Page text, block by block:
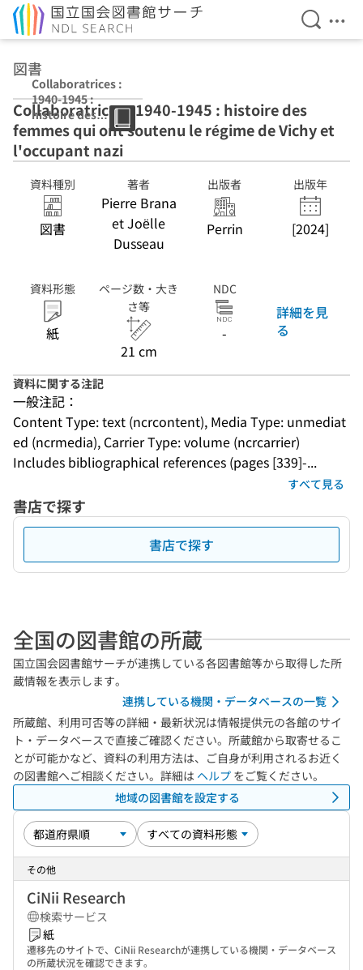
検索を
メ
図書
Collaboratrices :
1940-1945 :
histoire des
femmes qui ont
soutenu le
régime de Vichy
et l'occupant
nazi
Collaboratrices : 1940-1945 : histoire des
femmes qui ont soutenu le régime de Vichy et
l'occupant nazi
資料種別
図書
著者
Pierre Brana
et Joëlle
Dusseau
出版者
Perrin
出版年
[2024]
資料形態
紙
ページ数・大き
さ等
21 cm
NDC
-
詳細を見
る
資料に関する注記
一般注記：
Content Type: text (ncrcontent), Media Type: unmediat
ed (ncrmedia), Carrier Type: volume (ncrcarrier)
Includes bibliographical references (pages [339]-...
すべて見る
書店で探す
書店で探す
全国の図書館の所蔵
国立国会図書館サーチが連携している各図書館等から取得した所
蔵情報を表示します。
連携している機関・データベースの一覧
所蔵館、利用可否等の詳細・最新状況は情報提供元の各館のサイ
ト・データベースで直接ご確認ください。所蔵館から取寄せるこ
とが可能かなど、資料の利用方法は、ご自身が利用されるお近く
の図書館へご相談ください。詳細は ヘルプ をご覧ください。
地域の図書館を設定する
その他
CiNii Research
検索サービス
紙
遷移先のサイトで、CiNii Researchが連携している機関・データベース
の所蔵状況を確認できます。